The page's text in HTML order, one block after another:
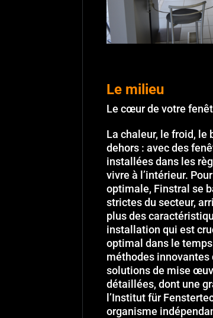
Le milieu
Le cœur de votre
La chaleur, le froid, le
dehors : avec des
installées dans les
vivre à l’intérieur.
optimale, Finstral se
strictes du secteur,
plus des
installation qui est
optimal dans le
méthodes innovantes
solutions de mise
détaillées, dont une
l’Institut für
organisme